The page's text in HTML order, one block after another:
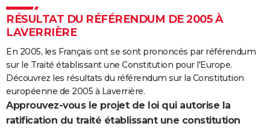
COPAINS D'AVANT
FORUM
Bricolage
Lifestyle
Culture
Sport
Auto
Television
Voyage
Cinema
RÉSULTAT DU RÉFÉRENDUM DE 2005 À
LAVERRIÈRE
En 2005, les Français ont se sont prononcés par référendum
sur le Traité établissant une Constitution pour l'Europe.
Découvrez les résultats du référendum sur la Constitution
européenne de 2005 à Laverrière.
Approuvez-vous le projet de loi qui autorise la
ratification du traité établissant une constitution